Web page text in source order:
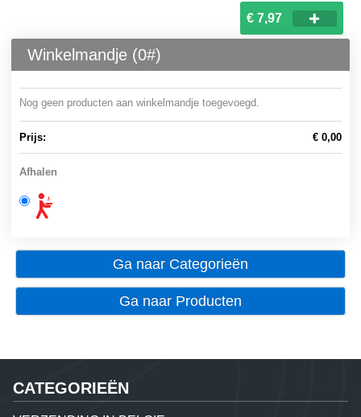
€ 7,97
Winkelmandje (0#)
Nog geen producten aan winkelmandje toegevoegd.
Prijs: € 0,00
Afhalen
Ga naar Categorieën
Ga naar Producten
CATEGORIEËN